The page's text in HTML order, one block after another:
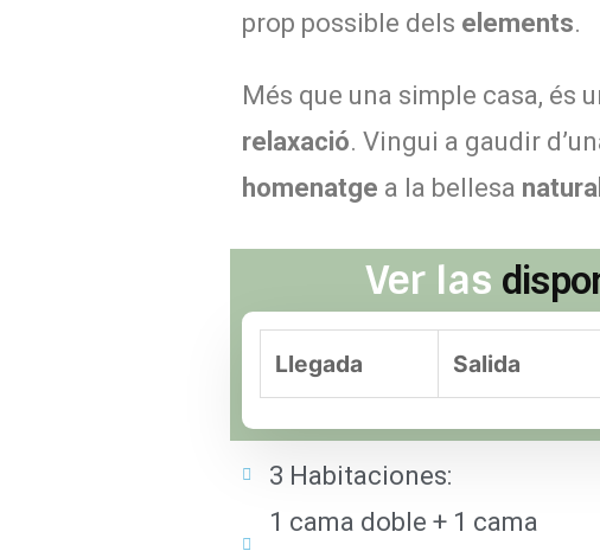
prop possible dels elements.
Més que una simple casa, és
relaxació. Vingui a gaudir
homenatge a la bellesa natural
Ver las
Llegada Salida
3 Habitaciones:
1 cama doble + 1 cama